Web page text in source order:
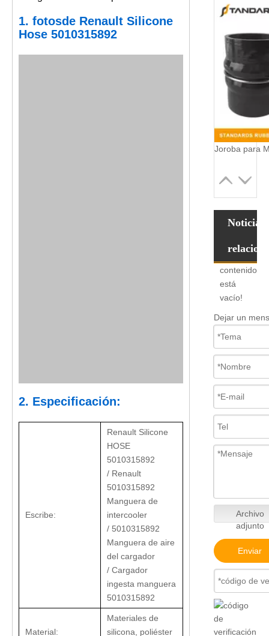
1. fotosde Renault Silicone
Hose 5010315892
2. Especificación:
Escribe:
Renault Silicone
HOSE
5010315892
/ Renault
5010315892
Manguera de
intercooler
/ 5010315892
Manguera de aire
del cargador
/ Cargador
ingesta manguera
5010315892
Material:
Materiales de
silicona, poliéster
Joroba para
Noticias
contenido
está
vacío!
Dejar un
Archivo
adjunto
Enviar